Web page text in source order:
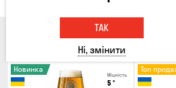
Міцність
5 °
Новинка Топ
ТАК
Ні, змінити